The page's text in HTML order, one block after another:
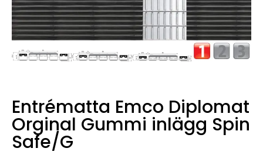
Entrématta Emco Diplomat
Orginal Gummi inlägg Spin
Safe/G